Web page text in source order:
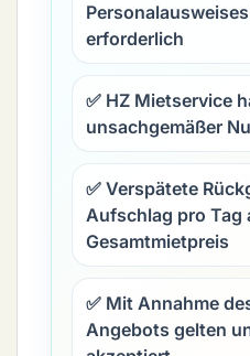
Personalausweises
erforderlich
✅ HZ Mietservice
unsachgemäßer
✅ Verspätete
Aufschlag pro Tag
Gesamtmietpreis
✅ Mit Annahme
Angebots gelten